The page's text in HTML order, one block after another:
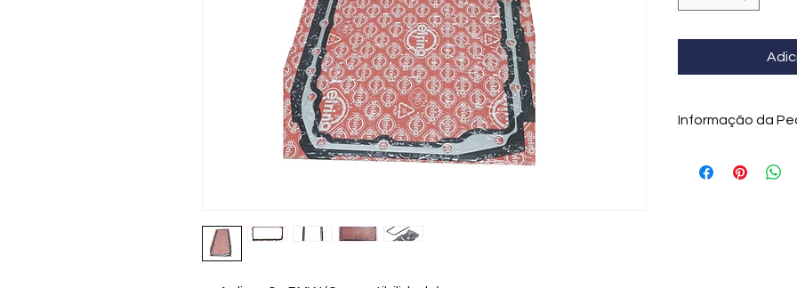
Informação da
responsável pela